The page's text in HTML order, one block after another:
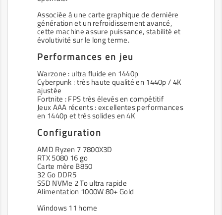
Associée à une carte graphique de dernière
génération et un refroidissement avancé,
cette machine assure puissance, stabilité et
évolutivité sur le long terme.
Performances en jeu
Warzone : ultra fluide en 1440p
Cyberpunk : très haute qualité en 1440p / 4K
ajustée
Fortnite : FPS très élevés en compétitif
Jeux AAA récents : excellentes performances
en 1440p et très solides en 4K
Configuration
AMD Ryzen 7 7800X3D
RTX 5080 16 go
Carte mère B850
32 Go DDR5
SSD NVMe 2 To ultra rapide
Alimentation 1000W 80+ Gold
Windows 11 home